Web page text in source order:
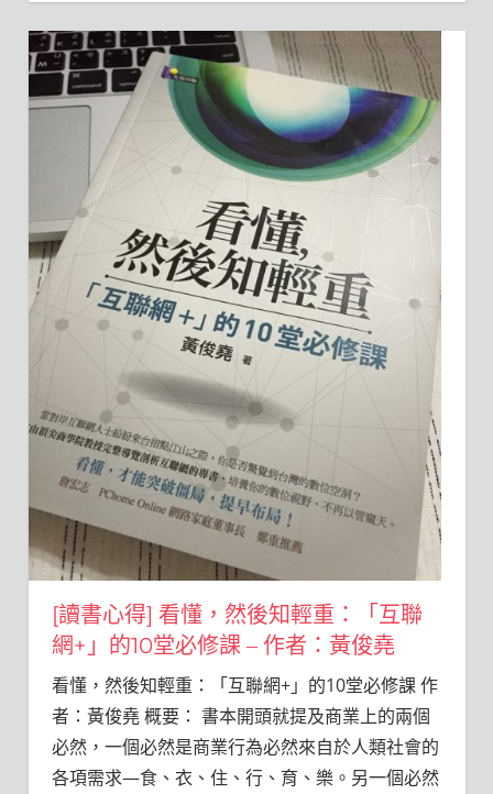
[讀書心得] 看懂，然後知輕重：「互聯
網+」的10堂必修課 – 作者：黃俊堯
看懂，然後知輕重：「互聯網+」的10堂必修課 作
者：黃俊堯 概要： 書本開頭就提及商業上的兩個
必然，一個必然是商業行為必然來自於人類社會的
各項需求—食、衣、住、行、育、樂。另一個必然